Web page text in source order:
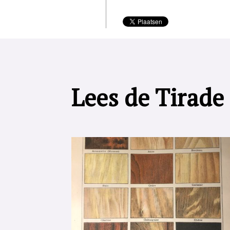
Lees de